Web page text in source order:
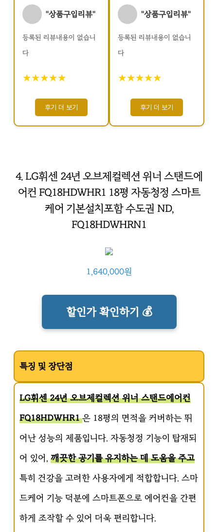
"상품구입리뷰"
등록된 리뷰내용이 없습니
다
★★★★★
후기 더 보기
"상품구입리뷰"
등록된 리뷰내용이 없습니
다
★★★★★
후기 더 보기
4. LG휘센 24년 오브제컬렉션 위너 스탠드에
어컨 FQ18HDWHR1 18평 자동청정 스마트
케어 기본설치포함 수도권 ND,
FQ18HDWHRN1
1,640,000원
할인가 확인하기 💰
특징 및 장단점
LG휘센 24년 오브제컬렉션 위너 스탠드에어컨
FQ18HDWHR1은 18평의 면적을 커버하는 뛰
어난 성능의 제품입니다. 자동청정 기능이 탑재되
어 있어, 깨끗한 공기를 유지하는 데 도움을 주고
특히 건강을 고려한 사용자에게 적합합니다. 스마
드케어 기능 덕분에 스마트폰으로 에어컨을 간편
하게 조작할 수 있어 더욱 편리합니다.